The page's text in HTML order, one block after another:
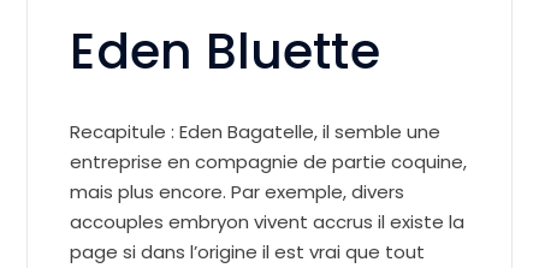
Eden Bluette
Recapitule : Eden Bagatelle, il semble une
entreprise en compagnie de partie coquine,
mais plus encore. Par exemple, divers
accouples embryon vivent accrus il existe la
page si dans l’origine il est vrai que tout